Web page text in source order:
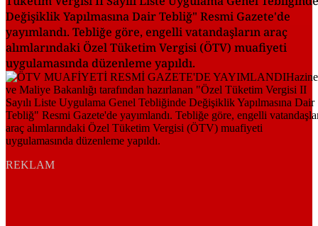
Değişiklik Yapılmasına Dair Tebliğ" Resmi Gazete'de
yayımlandı. Tebliğe göre, engelli vatandaşların araç
alımlarındaki Özel Tüketim Vergisi (ÖTV) muafiyeti
uygulamasında düzenleme yapıldı.
REKLAM